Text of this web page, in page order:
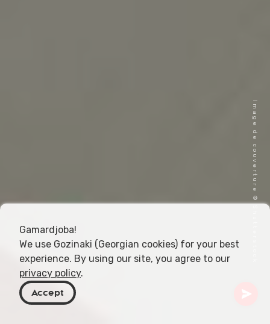
Image de couverture © Shutterstock
Gamardjoba!
We use Gozinaki (Georgian cookies) for your best
experience. By using our site, you agree to our
privacy policy.
Accept